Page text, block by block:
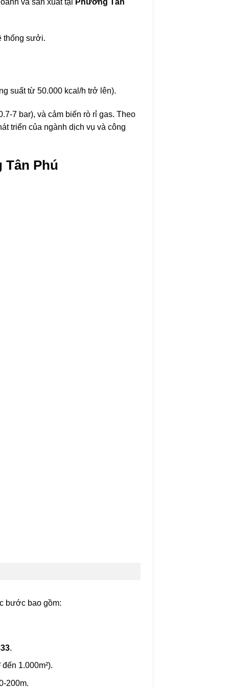
thống sưởi.
suất từ 50.000 kcal/h trở lên).
7 bar), và cảm biến rò rỉ gas. Theo
triển của ngành dịch vụ và công
Tân Phú
bước bao gồm:
.
1.000m²).
200m.